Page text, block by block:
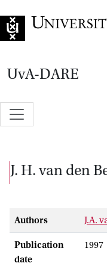
UvA-DARE
J. H. van den
Authors J.A.
Publication
date
1997